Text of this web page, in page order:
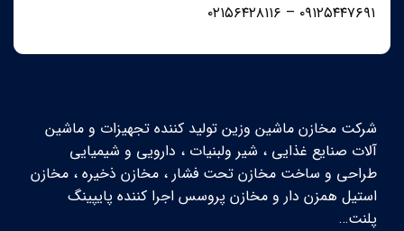
۰۹۱۲۵۴۴۷۶۹۱ – ۰۲۱۵۶۴۲۸۱۱۶
شرکت مخازن ماشین وزین تولید کننده تجهیزات و ماشین
آلات صنایع غذایی ، شیر ولبنیات ، دارویی و شیمیایی
طراحی و ساخت مخازن تحت فشار ، مخازن ذخیره ، مخازن
استیل همزن دار و مخازن پروسس اجرا کننده پایپینگ
پلنت…